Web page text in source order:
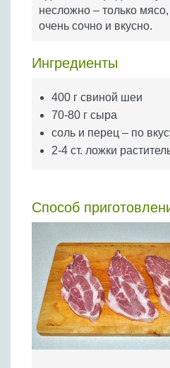
Бобовые
Яйца
несложно – только
очень сочно и вкусно.
Ингредиенты
400 г свиной шеи
70-80 г сыра
соль и перец – по
2-4 ст. ложки
Способ